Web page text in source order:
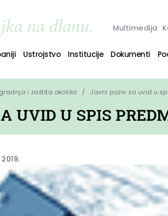
Multimedija
Ustrojstvo Institucije Dokumenti
i zaštita okoliša Javni poziv za uvid u
UVID U SPIS